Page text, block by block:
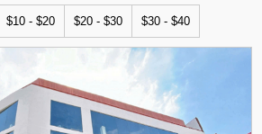
$10 - $20 $20 - $30 $30 - $40